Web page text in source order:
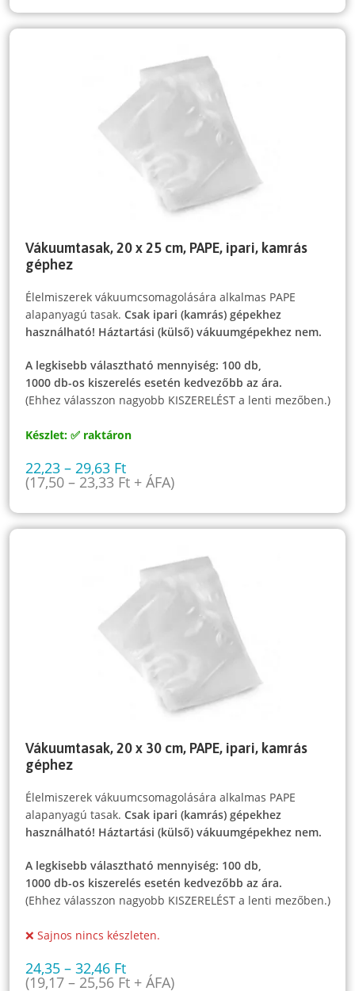
Vákuumtasak, 20 x 25 cm, PAPE, ipari, kamrás
géphez
Élelmiszerek vákuumcsomagolására alkalmas PAPE
alapanyagú tasak.Csak ipari (kamrás) gépekhez
használható! Háztartási (külső) vákuumgépekhez nem.
A legkisebb választható mennyiség: 100 db,
1000 db-os kiszerelés esetén kedvezőbb az ára.
(Ehhez válasszon nagyobb KISZERELÉST a lenti mezőben.)
Készlet: ✅ raktáron
22,23–29,63 Ft
(17,50– 23,33 Ft + ÁFA)
Vákuumtasak, 20 x 30 cm, PAPE, ipari, kamrás
géphez
Élelmiszerek vákuumcsomagolására alkalmas PAPE
alapanyagú tasak.Csak ipari (kamrás) gépekhez
használható! Háztartási (külső) vákuumgépekhez nem.
A legkisebb választható mennyiség: 100 db,
1000 db-os kiszerelés esetén kedvezőbb az ára.
(Ehhez válasszon nagyobb KISZERELÉST a lenti mezőben.)
❌ Sajnos nincs készleten.
24,35–32,46 Ft
(19,17– 25,56 Ft + ÁFA)